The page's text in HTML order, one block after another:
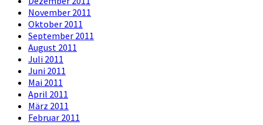
November 2011
Oktober 2011
September 2011
August 2011
Juli 2011
Juni 2011
Mai 2011
April 2011
März 2011
Februar 2011